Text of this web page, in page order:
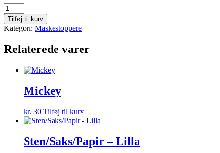
Monstera
Blad
antal
Tilføj til kurv
Kategori: Maskestoppere
Relaterede varer
Mickey
kr. 30 Tilføj til kurv
Sten/Saks/Papir – Lilla